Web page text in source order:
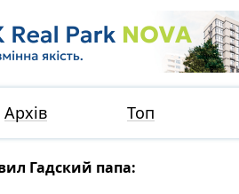
Архів Топ
Гадский папа: